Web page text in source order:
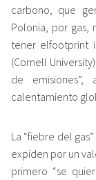
carbono, que
Polonia, por gas,
tener elfootprint
(Cornell
de
calentamiento
La “fiebre del
expiden por un
primero “se